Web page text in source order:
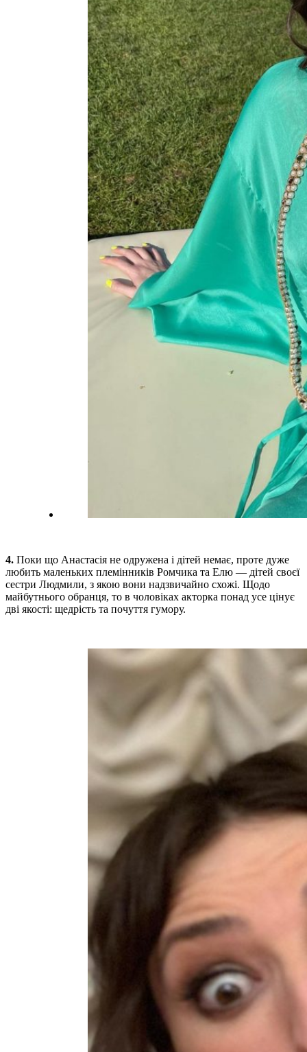
4. Поки що Анастасія не одружена і дітей немає, проте дуже
любить маленьких племінників Ромчика та Елю — дітей своєї
сестри Людмили, з якою вони надзвичайно схожі. Щодо
майбутнього обранця, то в чоловіках акторка понад усе цінує
дві якості: щедрість та почуття гумору.